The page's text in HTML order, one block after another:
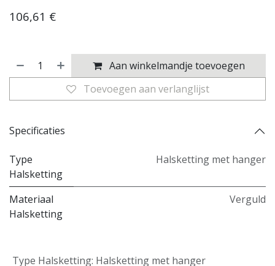
106,61 €
Aan winkelmandje toevoegen
Toevoegen aan verlanglijst
Specificaties
Type
Halsketting
Halsketting met hanger
Materiaal
Halsketting
Verguld
Type Halsketting: Halsketting met hanger